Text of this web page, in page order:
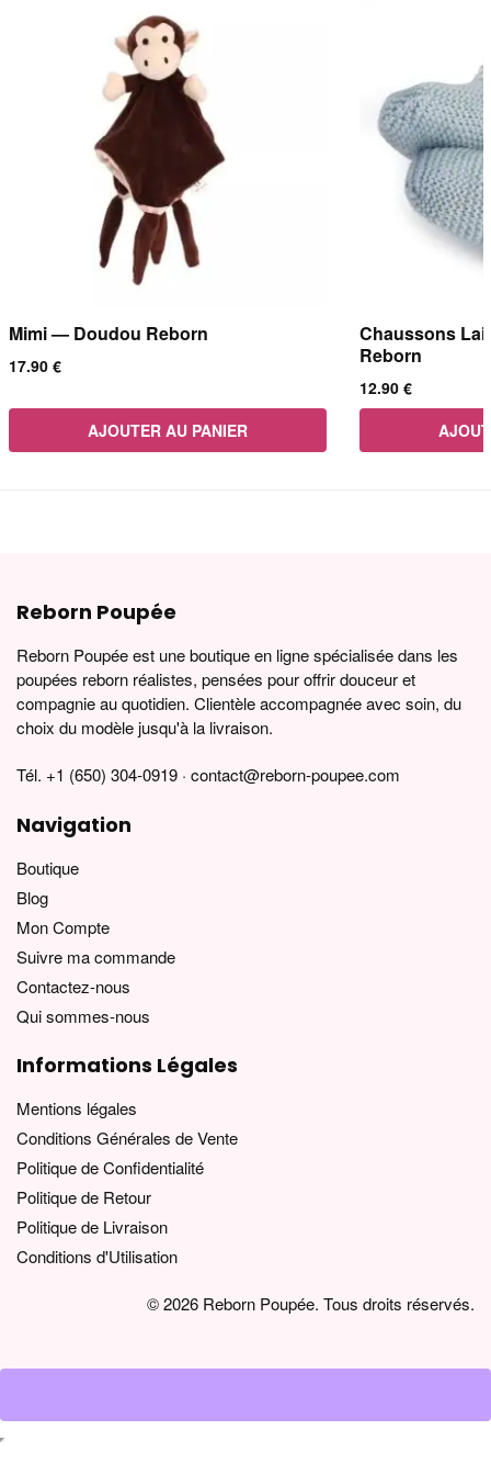
Mimi — Doudou Reborn
17.90 €
AJOUTER AU PANIER
Chaussons
Reborn
12.90 €
Reborn Poupée
Reborn Poupée est une boutique en ligne spécialisée dans les
poupées reborn réalistes, pensées pour offrir douceur et
compagnie au quotidien. Clientèle accompagnée avec soin, du
choix du modèle jusqu'à la livraison.
Tél. +1 (650) 304-0919 · contact@reborn-poupee.com
Navigation
Boutique
Blog
Mon Compte
Suivre ma commande
Contactez-nous
Qui sommes-nous
Informations Légales
Mentions légales
Conditions Générales de Vente
Politique de Confidentialité
Politique de Retour
Politique de Livraison
Conditions d'Utilisation
© 2026 Reborn Poupée. Tous droits réservés.